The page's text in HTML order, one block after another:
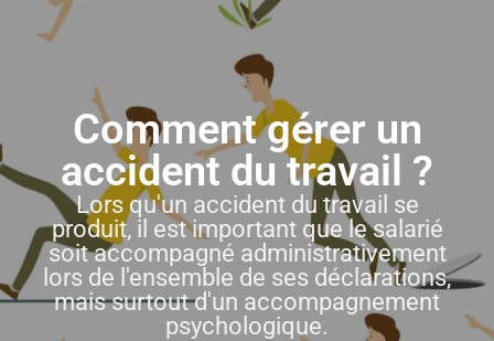
Comment gérer un
accident du travail ?
Lors qu'un accident du travail se
produit, il est important que le salarié
soit accompagné administrativement
lors de l'ensemble de ses déclarations,
mais surtout d'un accompagnement
psychologique.